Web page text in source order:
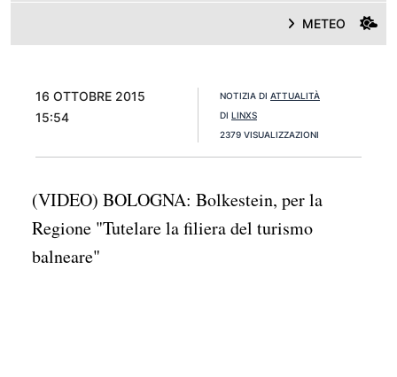
METEO
16 OTTOBRE 2015
15:54
NOTIZIA DI ATTUALITÀ
DI LINXS
2379 VISUALIZZAZIONI
(VIDEO) BOLOGNA: Bolkestein, per la
Regione "Tutelare la filiera del turismo
balneare"